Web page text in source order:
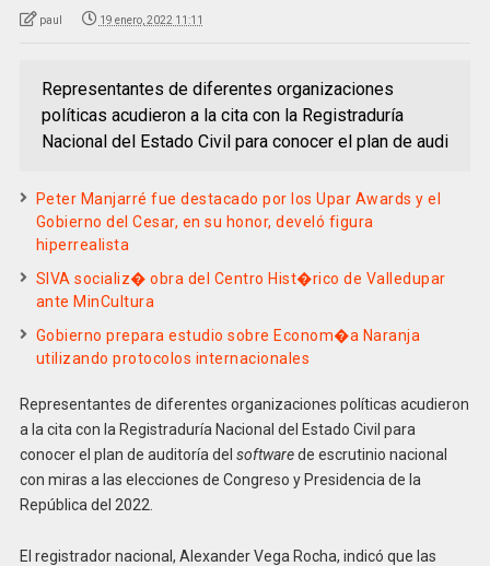
paul 19 enero, 2022 11:11
Representantes de diferentes organizaciones
políticas acudieron a la cita con la Registraduría
Nacional del Estado Civil para conocer el plan de audi
Peter Manjarré fue destacado por los Upar Awards y el
Gobierno del Cesar, en su honor, develó figura
hiperrealista
SIVA socializ� obra del Centro Hist�rico de Valledupar
ante MinCultura
Gobierno prepara estudio sobre Econom�a Naranja
utilizando protocolos internacionales
Representantes de diferentes organizaciones políticas acudieron
a la cita con la Registraduría Nacional del Estado Civil para
conocer el plan de auditoría del softwarede escrutinio nacional
con miras a las elecciones de Congreso y Presidencia de la
República del 2022.
El registrador nacional, Alexander Vega Rocha, indicó que las